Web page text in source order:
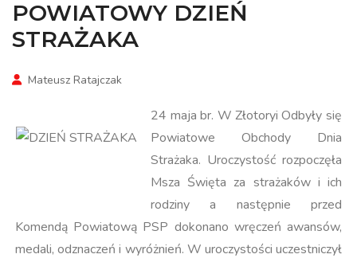
POWIATOWY DZIEŃ
STRAŻAKA
Mateusz Ratajczak
24 maja br. W Złotoryi Odbyły się
Powiatowe Obchody Dnia
Strażaka. Uroczystość rozpoczęła
Msza Święta za strażaków i ich
rodziny a następnie przed
Komendą Powiatową PSP dokonano wręczeń awansów,
medali, odznaczeń i wyróżnień. W uroczystości uczestniczył